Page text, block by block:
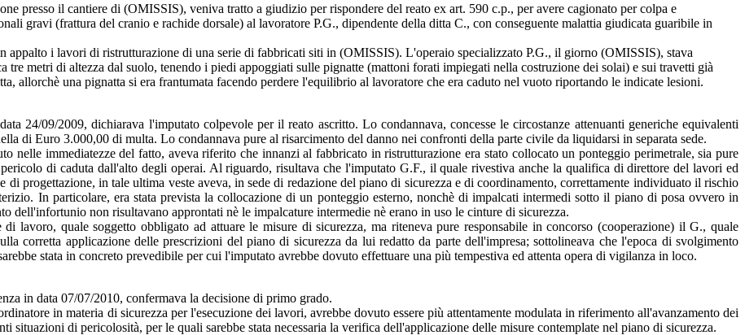
presso il cantiere di (OMISSIS), veniva tratto a giudizio per rispondere del reato ex art. 590 c.p., per avere cagionato per colpa e
gravi (frattura del cranio e rachide dorsale) al lavoratore P.G., dipendente della ditta C., con conseguente malattia giudicata guaribile in
appalto i lavori di ristrutturazione di una serie di fabbricati siti in (OMISSIS). L'operaio specializzato P.G., il giorno (OMISSIS), stava
tre metri di altezza dal suolo, tenendo i piedi appoggiati sulle pignatte (mattoni forati impiegati nella costruzione dei solai) e sui travetti già
allorchè una pignatta si era frantumata facendo perdere l'equilibrio al lavoratore che era caduto nel vuoto riportando le indicate lesioni.
24/09/2009, dichiarava l'imputato colpevole per il reato ascritto. Lo condannava, concesse le circostanze attenuanti generiche equivalenti
di Euro 3.000,00 di multa. Lo condannava pure al risarcimento del danno nei confronti della parte civile da liquidarsi in separata sede.
immediatezze del fatto, aveva riferito che innanzi al fabbricato in ristrutturazione era stato collocato un ponteggio perimetrale, sia pure
di caduta dall'alto degli operai. Al riguardo, risultava che l'imputato G.F., il quale rivestiva anche la qualifica di direttore del lavori ed
progettazione, in tale ultima veste aveva, in sede di redazione del piano di sicurezza e di coordinamento, correttamente individuato il rischio
In particolare, era stata prevista la collocazione di un ponteggio esterno, nonchè di impalcati intermedi sotto il piano di posa ovvero in
dell'infortunio non risultavano approntati nè le impalcature intermedie nè erano in uso le cinture di sicurezza.
lavoro, quale soggetto obbligato ad attuare le misure di sicurezza, ma riteneva pure responsabile in concorso (cooperazione) il G., quale
corretta applicazione delle prescrizioni del piano di sicurezza da lui redatto da parte dell'impresa; sottolineava che l'epoca di svolgimento
stata in concreto prevedibile per cui l'imputato avrebbe dovuto effettuare una più tempestiva ed attenta opera di vigilanza in loco.
in data 07/07/2010, confermava la decisione di primo grado.
in materia di sicurezza per l'esecuzione dei lavori, avrebbe dovuto essere più attentamente modulata in riferimento all'avanzamento dei
situazioni di pericolosità, per le quali sarebbe stata necessaria la verifica dell'applicazione delle misure contemplate nel piano di sicurezza.